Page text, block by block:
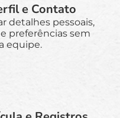
e Contato
detalhes pessoais,
preferências sem
equipe.